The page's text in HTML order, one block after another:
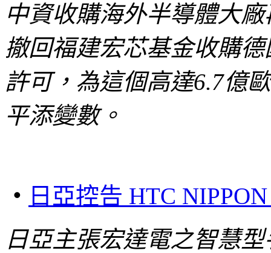
中資收購海外半導體大
撤回福建宏芯基金收購
許可，為這個高達6.7億
平添變數。
‧ 日亞控告 HTC
日亞主張宏達電之智慧